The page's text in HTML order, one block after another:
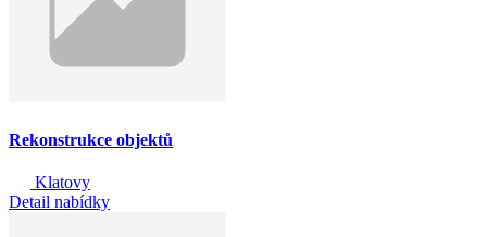
Rekonstrukce objektů
Klatovy
Detail nabídky